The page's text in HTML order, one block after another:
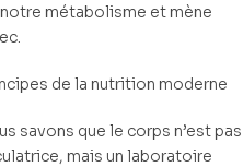
métabolisme et mène
de la nutrition moderne
savons que le corps n’est pas
mais un laboratoire